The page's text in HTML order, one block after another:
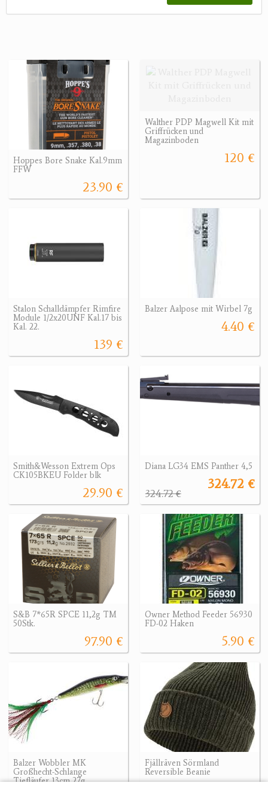
Hoppes Bore Snake Kal.9mm
FFW
23.90 €
Walther PDP Magwell Kit mit
Griffrücken und
Magazinboden
120 €
Stalon Schalldämpfer Rimfire
Module 1/2x20UNF Kal.17 bis
Kal. 22.
139 €
Balzer Aalpose mit Wirbel 7g
4.40 €
Smith&Wesson Extrem Ops
CK105BKEU Folder blk
29.90 €
Diana LG34 EMS Panther 4,5
324.72 €
324.72 €
S&B 7*65R SPCE 11,2g TM
50Stk.
97.90 €
Owner Method Feeder 56930
FD-02 Haken
5.90 €
Balzer Wobbler MK
Großhecht-Schlange
Tiefläufer 13cm 27g
Fjällräven Sörmland
Reversible Beanie